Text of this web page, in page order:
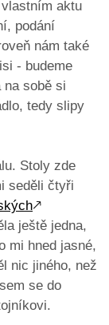
aktu
podání
nám také
- budeme
na sobě si
tedy slipy
Stoly zde
seděli čtyři
🡕
ještě jedna,
mi hned jasné,
nic jiného, než
se do